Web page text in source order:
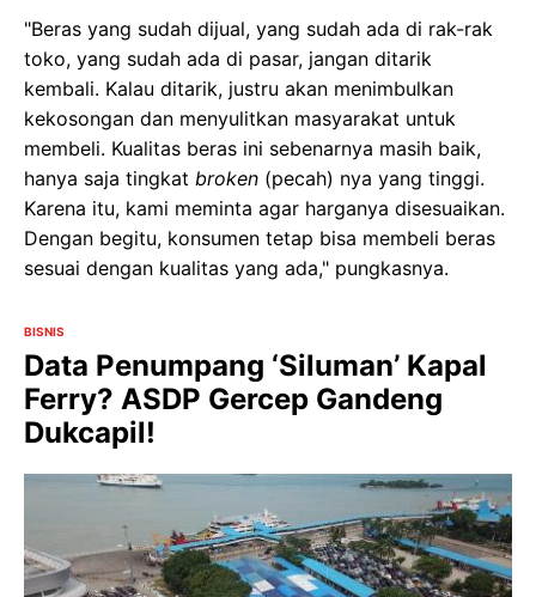
"Beras yang sudah dijual, yang sudah ada di rak-rak
toko, yang sudah ada di pasar, jangan ditarik
kembali. Kalau ditarik, justru akan menimbulkan
kekosongan dan menyulitkan masyarakat untuk
membeli. Kualitas beras ini sebenarnya masih baik,
hanya saja tingkat broken (pecah) nya yang tinggi.
Karena itu, kami meminta agar harganya disesuaikan.
Dengan begitu, konsumen tetap bisa membeli beras
sesuai dengan kualitas yang ada," pungkasnya.
BISNIS
Data Penumpang ‘Siluman’ Kapal
Ferry? ASDP Gercep Gandeng
Dukcapil!